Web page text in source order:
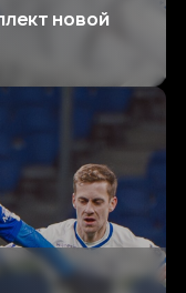
новой